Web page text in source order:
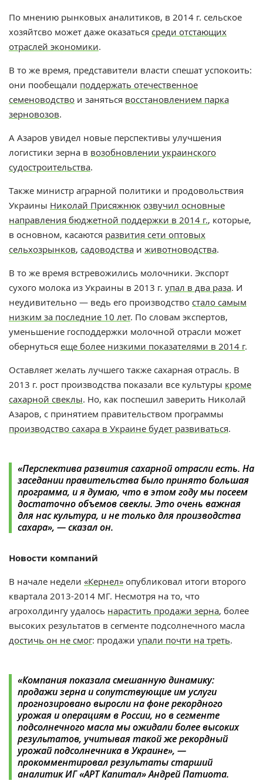
По мнению рынковых аналитиков, в 2014 г. сельское
хозяйтсво может даже оказаться среди отстающих
отраслей экономики.
В то же время, представители власти спешат успокоить:
они пообещали поддержать отечественное
семеноводство и заняться восстановлением парка
зерновозов.
А Азаров увидел новые перспективы улучшения
логистики зерна в возобновлении украинского
судостроительства.
Также министр аграрной политики и продовольствия
Украины Николай Присяжнюк озвучил основные
направления бюджетной поддержки в 2014 г., которые,
в основном, касаются развития сети оптовых
сельхозрынков, садоводства и животноводства.
В то же время встревожились молочники. Экспорт
сухого молока из Украины в 2013 г. упал в два раза. И
неудивительно — ведь его производство стало самым
низким за последние 10 лет. По словам экспертов,
уменьшение господдержки молочной отрасли может
обернуться еще более низкими показателями в 2014 г.
Оставляет желать лучшего также сахарная отрасль. В
2013 г. рост производства показали все культуры кроме
сахарной свеклы. Но, как поспешил заверить Николай
Азаров, с принятием правительством программы
производство сахара в Украине будет развиваться.
«Перспектива развития сахарной отрасли есть. На
заседании правительства было принято большая
программа, и я думаю, что в этом году мы посеем
достаточно объемов свеклы. Это очень важная
для нас культура, и не только для производства
сахара», — сказал он.
Новости компаний
В начале недели «Кернел» опубликовал итоги второго
квартала 2013-2014 МГ. Несмотря на то, что
агрохолдингу удалось нарастить продажи зерна, более
высоких результатов в сегменте подсолнечного масла
достичь он не смог: продажи упали почти на треть.
«Компания показала смешанную динамику:
продажи зерна и сопутствующие им услуги
прогнозировано выросли на фоне рекордного
урожая и операциям в России, но в сегменте
подсолнечного масла мы ожидали более высоких
результатов, учитывая такой же рекордный
урожай подсолнечника в Украине», —
прокомментировал результаты старший
аналитик ИГ «АРТ Капитал» Андрей Патиота.